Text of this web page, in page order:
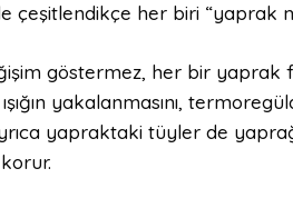
çeşitlendikçe her biri “yaprak
göstermez, her bir yaprak
yakalanmasını,
yapraktaki tüyler de